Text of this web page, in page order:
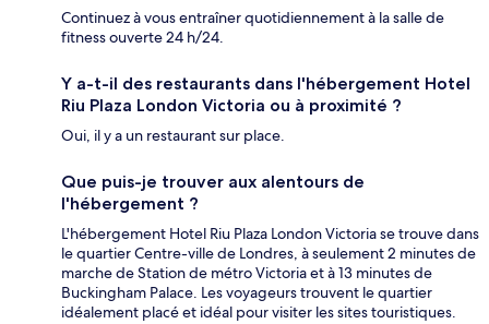
Continuez à vous entraîner quotidiennement à la salle de
fitness ouverte 24 h/24.
Y a-t-il des restaurants dans l'hébergement Hotel
Riu Plaza London Victoria ou à proximité ?
Oui, il y a un restaurant sur place.
Que puis-je trouver aux alentours de
l'hébergement ?
L'hébergement Hotel Riu Plaza London Victoria se trouve dans
le quartier Centre-ville de Londres, à seulement 2 minutes de
marche de Station de métro Victoria et à 13 minutes de
Buckingham Palace. Les voyageurs trouvent le quartier
idéalement placé et idéal pour visiter les sites touristiques.